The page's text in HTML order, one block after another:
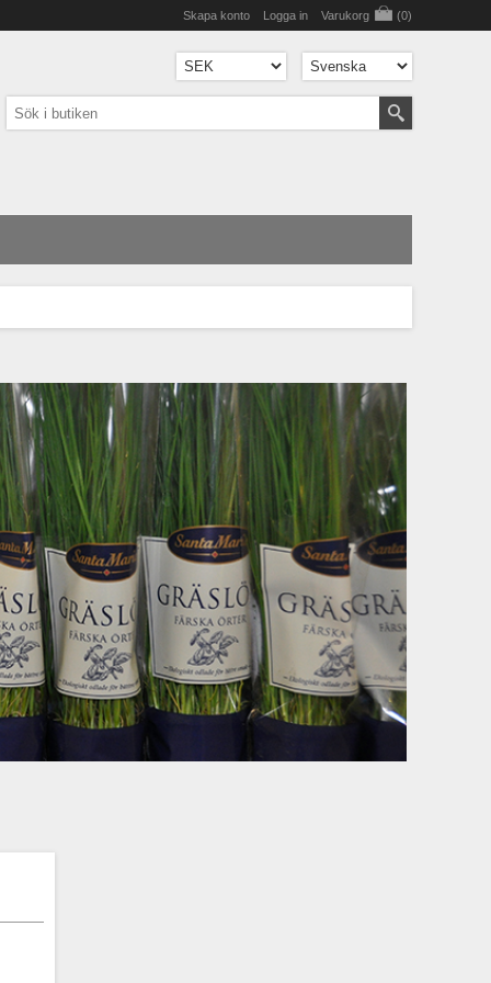
Skapa konto Logga in Varukorg (0)